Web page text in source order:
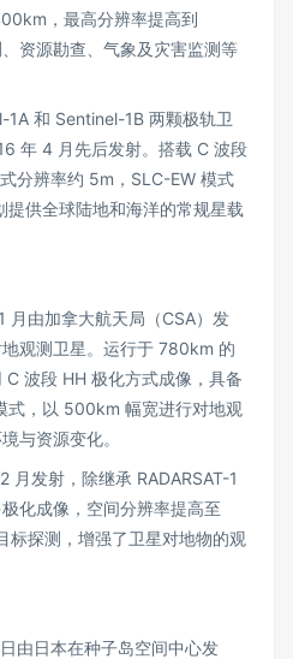
，最高分辨率提高到
资源勘查、气象及灾害监测等
1A 和 Sentinel-1B 两颗极轨卫
年 4 月先后发射。搭载 C 波段
分辨率约 5m，SLC-EW 模式
供全球陆地和海洋的常规星载
月由加拿大航天局（CSA）发
观测卫星。运行于 780km 的
波段 HH 极化方式成像，具备
式，以 500km 幅宽进行对地观
与资源变化。
月发射，除继承 RADARSAT-1
化成像，空间分辨率提高至
标探测，增强了卫星对地物的观
由日本在种子岛空间中心发